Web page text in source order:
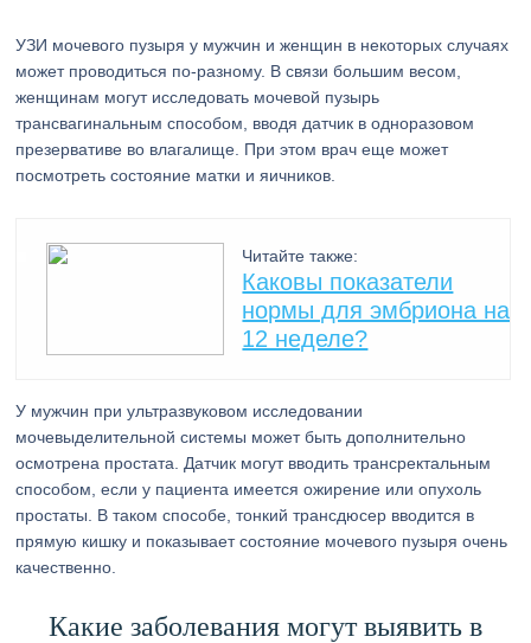
УЗИ мочевого пузыря у мужчин и женщин в некоторых случаях
может проводиться по-разному. В связи большим весом,
женщинам могут исследовать мочевой пузырь
трансвагинальным способом, вводя датчик в одноразовом
презервативе во влагалище. При этом врач еще может
посмотреть состояние матки и яичников.
Читайте также:
Каковы показатели
нормы для эмбриона на
12 неделе?
У мужчин при ультразвуковом исследовании
мочевыделительной системы может быть дополнительно
осмотрена простата. Датчик могут вводить трансректальным
способом, если у пациента имеется ожирение или опухоль
простаты. В таком способе, тонкий трансдюсер вводится в
прямую кишку и показывает состояние мочевого пузыря очень
качественно.
Какие заболевания могут выявить в